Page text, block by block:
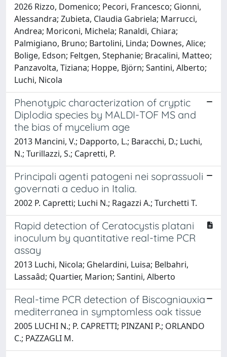
2026 Rizzo, Domenico; Pecori, Francesco; Gionni,
Alessandra; Zubieta, Claudia Gabriela; Marrucci,
Andrea; Moriconi, Michela; Ranaldi, Chiara;
Palmigiano, Bruno; Bartolini, Linda; Downes, Alice;
Bolige, Edson; Feltgen, Stephanie; Bracalini, Matteo;
Panzavolta, Tiziana; Hoppe, Björn; Santini, Alberto;
Luchi, Nicola
Phenotypic characterization of cryptic
Diplodia species by MALDI-TOF MS and
the bias of mycelium age
2013 Mancini, V.; Dapporto, L.; Baracchi, D.; Luchi,
N.; Turillazzi, S.; Capretti, P.
Principali agenti patogeni nei soprassuoli
governati a ceduo in Italia.
2002 P. Capretti; Luchi N.; Ragazzi A.; Turchetti T.
Rapid detection of Ceratocystis platani
inoculum by quantitative real-time PCR
assay
2013 Luchi, Nicola; Ghelardini, Luisa; Belbahri,
Lassaâd; Quartier, Marion; Santini, Alberto
Real-time PCR detection of Biscogniauxia
mediterranea in symptomless oak tissue
2005 LUCHI N.; P. CAPRETTI; PINZANI P.; ORLANDO
C.; PAZZAGLI M.